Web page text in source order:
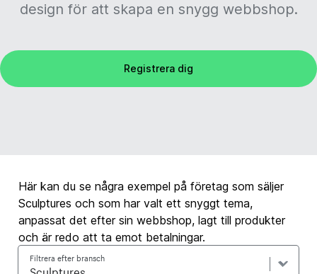
design för att skapa en snygg webbshop.
Registrera dig
Här kan du se några exempel på företag som säljer
Sculptures och som har valt ett snyggt tema,
anpassat det efter sin webbshop, lagt till produkter
och är redo att ta emot betalningar.
Filtrera efter bransch